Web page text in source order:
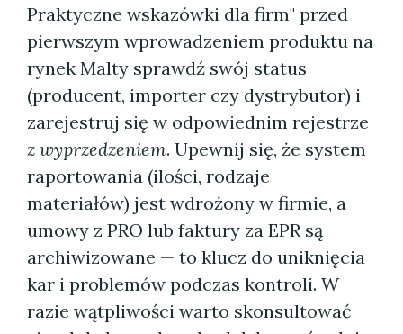
Praktyczne wskazówki dla firm" przed
pierwszym wprowadzeniem produktu na
rynek Malty sprawdź swój status
(producent, importer czy dystrybutor) i
zarejestruj się w odpowiednim rejestrze
z wyprzedzeniem. Upewnij się, że system
raportowania (ilości, rodzaje
materiałów) jest wdrożony w firmie, a
umowy z PRO lub faktury za EPR są
archiwizowane — to klucz do uniknięcia
kar i problemów podczas kontroli. W
razie wątpliwości warto skonsultować